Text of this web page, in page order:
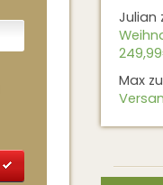
Julian
Max